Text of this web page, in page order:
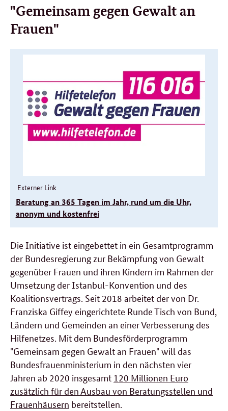
"Gemeinsam gegen Gewalt an
Frauen"
Weitere
Externer Link
Beratung an 365 Tagen im Jahr, rund um die Uhr,
anonym und kostenfrei
Die Initiative ist eingebettet in ein Gesamtprogramm
der Bundesregierung zur Bekämpfung von Gewalt
gegenüber Frauen und ihren Kindern im Rahmen der
Umsetzung der Istanbul-Konvention und des
Koalitionsvertrags. Seit 2018 arbeitet der von Dr.
Franziska Giffey eingerichtete Runde Tisch von Bund,
Ländern und Gemeinden an einer Verbesserung des
Hilfenetzes. Mit dem Bundesförderprogramm
"Gemeinsam gegen Gewalt an Frauen" will das
Bundesfrauenministerium in den nächsten vier
Jahren ab 2020 insgesamt 120 Millionen Euro
zusätzlich für den Ausbau von Beratungsstellen und
Frauenhäusern bereitstellen.